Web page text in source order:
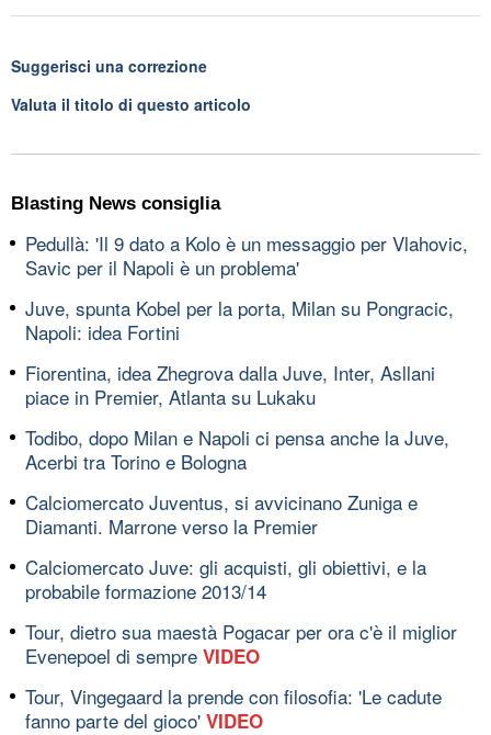
Suggerisci una correzione
Valuta il titolo di questo articolo
Blasting News consiglia
Pedullà: 'Il 9 dato a Kolo è un messaggio per Vlahovic,
Savic per il Napoli è un problema'
Juve, spunta Kobel per la porta, Milan su Pongracic,
Napoli: idea Fortini
Fiorentina, idea Zhegrova dalla Juve, Inter, Asllani
piace in Premier, Atlanta su Lukaku
Todibo, dopo Milan e Napoli ci pensa anche la Juve,
Acerbi tra Torino e Bologna
Calciomercato Juventus, si avvicinano Zuniga e
Diamanti. Marrone verso la Premier
Calciomercato Juve: gli acquisti, gli obiettivi, e la
probabile formazione 2013/14
Tour, dietro sua maestà Pogacar per ora c'è il miglior
Evenepoel di sempre VIDEO
Tour, Vingegaard la prende con filosofia: 'Le cadute
fanno parte del gioco' VIDEO